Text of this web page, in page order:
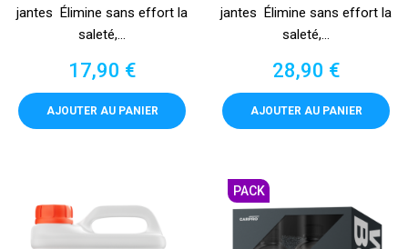
jantes Élimine sans effort la
saleté,...
Prix
17,90 €
AJOUTER AU PANIER
jantes Élimine sans effort la
saleté,...
Prix
28,90 €
AJOUTER AU PANIER
PACK